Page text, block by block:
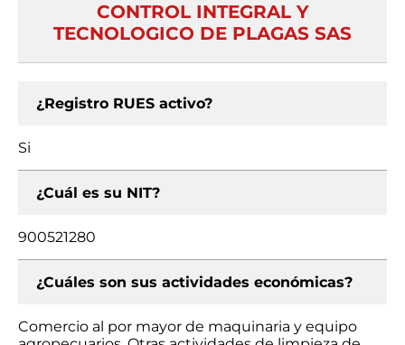
CONTROL INTEGRAL Y
TECNOLOGICO DE PLAGAS SAS
¿Registro RUES activo?
Si
¿Cuál es su NIT?
900521280
¿Cuáles son sus actividades económicas?
Comercio al por mayor de maquinaria y equipo